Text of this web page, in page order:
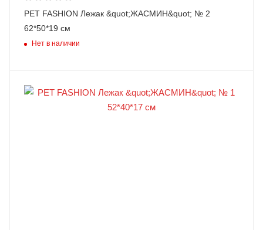
PET FASHION Лежак &quot;ЖАСМИН&quot; № 2
62*50*19 см
Нет в наличии